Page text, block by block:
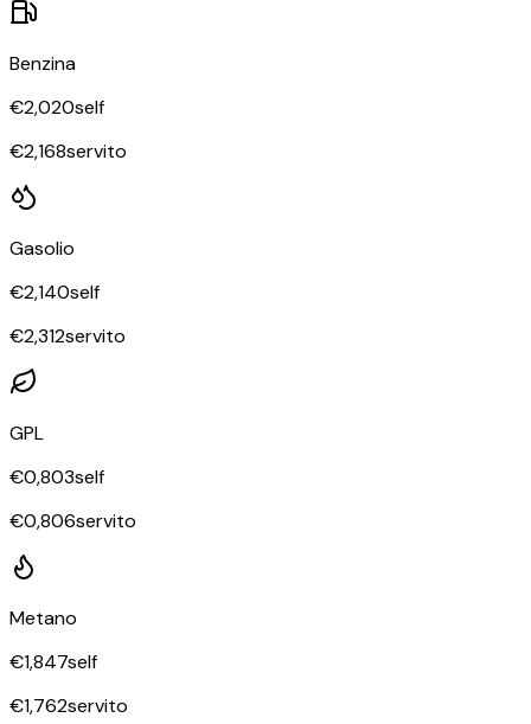
Benzina
€2,020self
€2,168servito
Gasolio
€2,140self
€2,312servito
GPL
€0,803self
€0,806servito
Metano
€1,847self
€1,762servito